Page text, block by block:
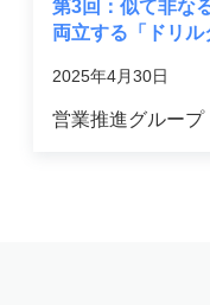
第3回：似て非な
両立する「ドリ
2025年4月30日
営業推進グループ